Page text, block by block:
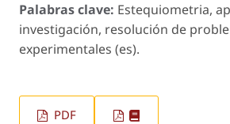
Palabras clave: Estequiometria,
investigación, resolución de
experimentales (es).
PDF